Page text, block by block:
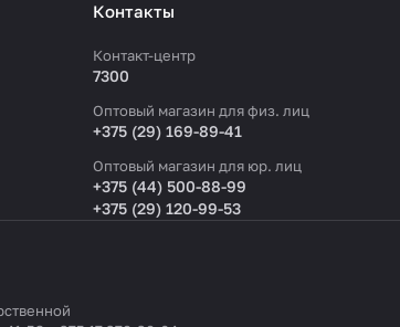
Контакты
Контакт-центр
7300
Оптовый магазин для физ. лиц
+375 (29) 169-89-41
Оптовый магазин для юр. лиц
+375 (44) 500-88-99
+375 (29) 120-99-53